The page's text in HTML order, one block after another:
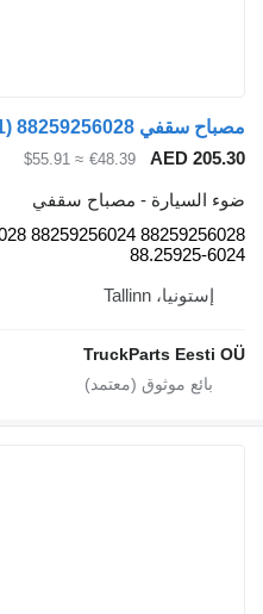
€48.39
≈ $55.91
- مصباح سقفي
88259256028 88259256024 88.25925-6028